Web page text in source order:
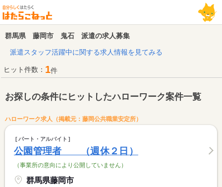
群馬県 藤岡市 鬼石 派遣の求人募集
派遣スタッフ活躍中に関する求人情報を見てみる
ヒット件数： 1件
お探しの条件にヒットしたハローワーク案件一覧
ハローワーク求人（掲載元：藤岡公共職業安定所）
パート・アルバイト
公園管理者 （週休２日）
（事業所の意向により公開していません）
群馬県藤岡市